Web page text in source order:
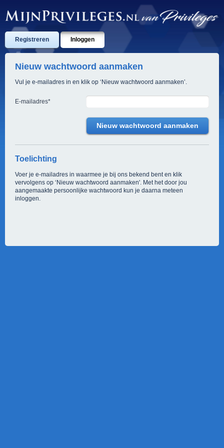
Registreren Inloggen
Nieuw wachtwoord aanmaken
Vul je e-mailadres in en klik op ‘Nieuw wachtwoord aanmaken’.
E-mailadres*
Toelichting
Voer je e-mailadres in waarmee je bij ons bekend bent en klik
vervolgens op ‘Nieuw wachtwoord aanmaken'. Met het door jou
aangemaakte persoonlijke wachtwoord kun je daarna meteen
inloggen.